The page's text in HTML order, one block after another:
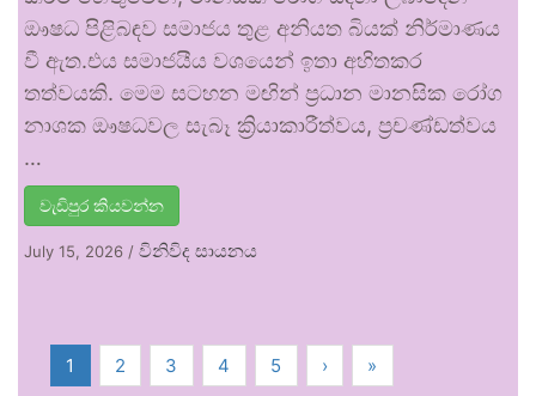
ඖෂධ පිළිබඳව සමාජය තුළ අනියත බියක් නිර්මාණය
වී ඇත.එය සමාජයීය වශයෙන් ඉතා අහිතකර
තත්වයකි. මෙම සටහන මඟින් ප්‍රධාන මානසික රෝග
නාශක ඖෂධවල සැබෑ ක්‍රියාකාරීත්වය, ප්‍රචණ්ඩත්වය
…
වැඩිපුර කියවන්න
July 15, 2026 / විනිවිද සායනය
1 2 3 4 5 › »